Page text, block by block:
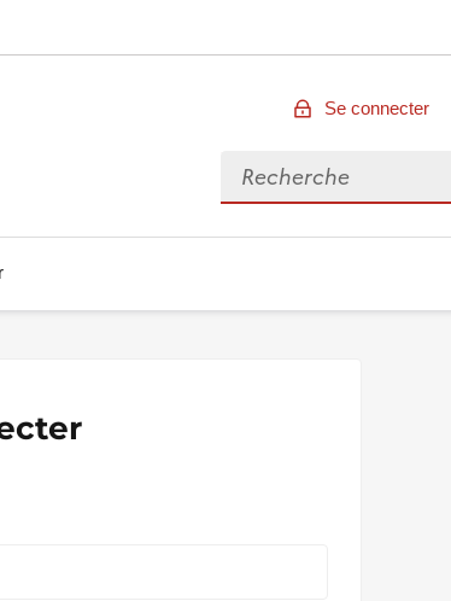
Se connecter
Rechercher des données